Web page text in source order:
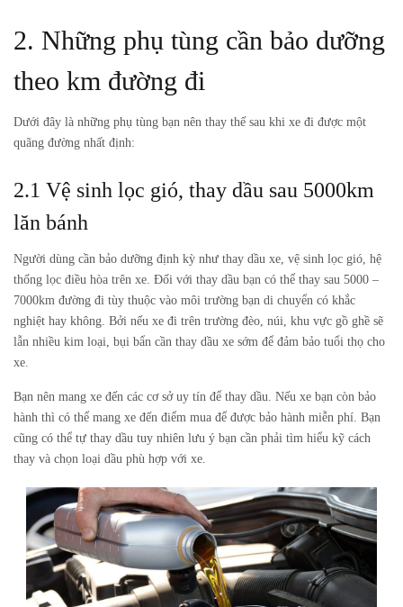
2. Những phụ tùng cần bảo dưỡng
theo km đường đi
Dưới đây là những phụ tùng bạn nên thay thế sau khi xe đi được một
quãng đường nhất định:
2.1 Vệ sinh lọc gió, thay dầu sau 5000km
lăn bánh
Người dùng cần bảo dưỡng định kỳ như thay dầu xe, vệ sinh lọc gió, hệ
thống lọc điều hòa trên xe. Đối với thay dầu bạn có thể thay sau 5000 –
7000km đường đi tùy thuộc vào môi trường bạn di chuyển có khắc
nghiệt hay không. Bởi nếu xe đi trên trường đèo, núi, khu vực gồ ghề sẽ
lẫn nhiều kim loại, bụi bẩn cần thay dầu xe sớm để đảm bảo tuổi thọ cho
xe.
Bạn nên mang xe đến các cơ sở uy tín để thay dầu. Nếu xe bạn còn bảo
hành thì có thể mang xe đến điểm mua để được bảo hành miễn phí. Bạn
cũng có thể tự thay dầu tuy nhiên lưu ý bạn cần phải tìm hiểu kỹ cách
thay và chọn loại dầu phù hợp với xe.